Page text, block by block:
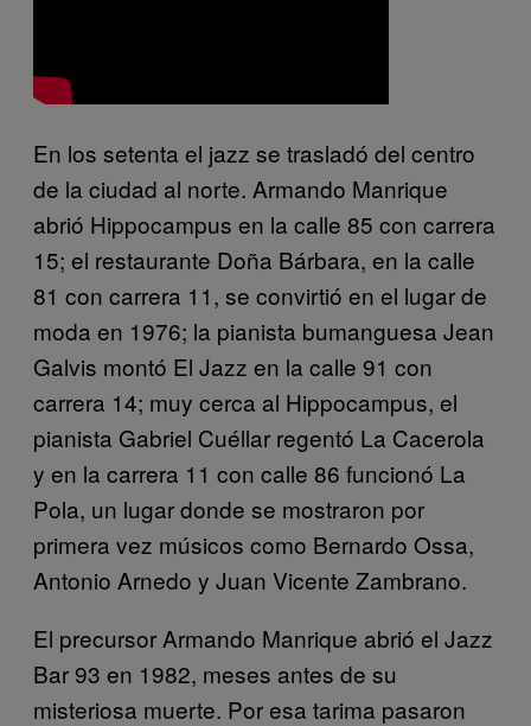
En los setenta el jazz se trasladó del centro
de la ciudad al norte. Armando Manrique
abrió Hippocampus en la calle 85 con carrera
15; el restaurante Doña Bárbara, en la calle
81 con carrera 11, se convirtió en el lugar de
moda en 1976; la pianista bumanguesa Jean
Galvis montó El Jazz en la calle 91 con
carrera 14; muy cerca al Hippocampus, el
pianista Gabriel Cuéllar regentó La Cacerola
y en la carrera 11 con calle 86 funcionó La
Pola, un lugar donde se mostraron por
primera vez músicos como Bernardo Ossa,
Antonio Arnedo y Juan Vicente Zambrano.
El precursor Armando Manrique abrió el Jazz
Bar 93 en 1982, meses antes de su
misteriosa muerte. Por esa tarima pasaron